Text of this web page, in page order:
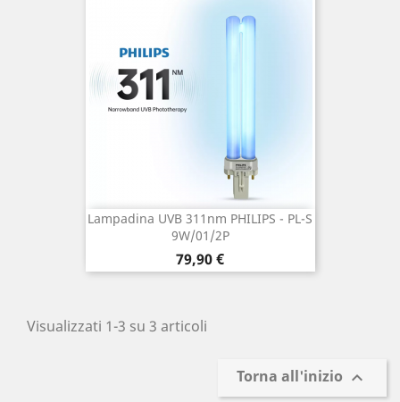
Lampadina UVB 311nm PHILIPS - PL-S
9W/01/2P
Prezzo
79,90 €
Visualizzati 1-3 su 3 articoli
Torna all'inizio 